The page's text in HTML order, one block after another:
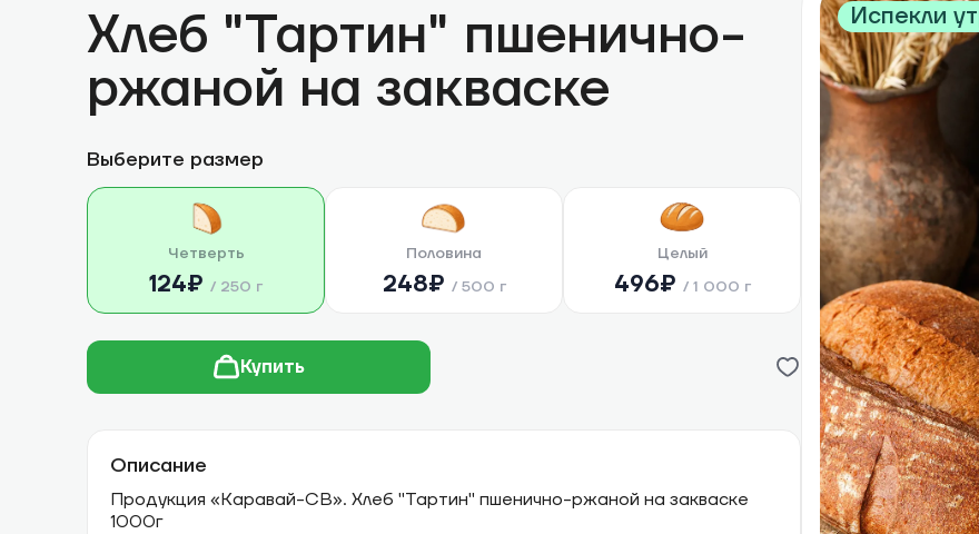
Хлеб "Тартин" пшенично-
ржаной на закваске
Выберите размер
Четверть
124₽ / 250 г
Половина
248₽ / 500 г
Целый
496₽ / 1 000 г
Купить
Описание
Продукция «Каравай-СВ». Хлеб "Тартин" пшенично-ржаной на закваске
1000г
Испекли